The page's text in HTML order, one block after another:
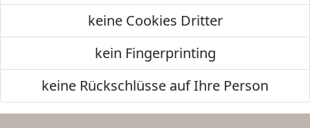
keine Cookies Dritter
kein Fingerprinting
keine Rückschlüsse auf Ihre Person